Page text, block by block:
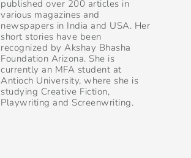
published over 200 articles in
various magazines and
newspapers in India and USA. Her
short stories have been
recognized by Akshay Bhasha
Foundation Arizona. She is
currently an MFA student at
Antioch University, where she is
studying Creative Fiction,
Playwriting and Screenwriting.